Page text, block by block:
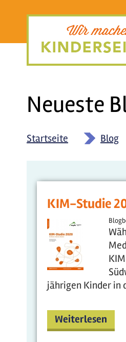
Neueste
Startseite » Blog
KIM-Studie
jährigen Kinder in
Weiterlesen